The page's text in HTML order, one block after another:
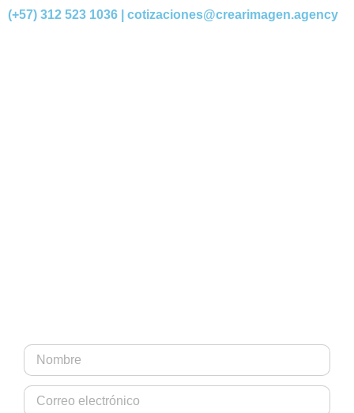
(+57) 312 523 1036 | cotizaciones@crearimagen.agency